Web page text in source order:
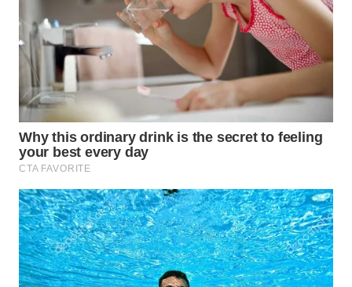
PRIANGAN
TIMUR
WN
SEMARANG
WN
SOLO
WN
BOROBUDUR
WN
MADURA